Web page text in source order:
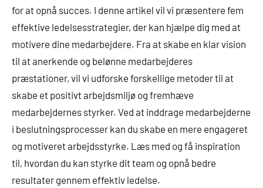
for at opnå succes. I denne artikel vil vi præsentere fem
effektive ledelsesstrategier, der kan hjælpe dig med at
motivere dine medarbejdere. Fra at skabe en klar vision
til at anerkende og belønne medarbejderes
præstationer, vil vi udforske forskellige metoder til at
skabe et positivt arbejdsmiljø og fremhæve
medarbejdernes styrker. Ved at inddrage medarbejderne
i beslutningsprocesser kan du skabe en mere engageret
og motiveret arbejdsstyrke. Læs med og få inspiration
til, hvordan du kan styrke dit team og opnå bedre
resultater gennem effektiv ledelse.